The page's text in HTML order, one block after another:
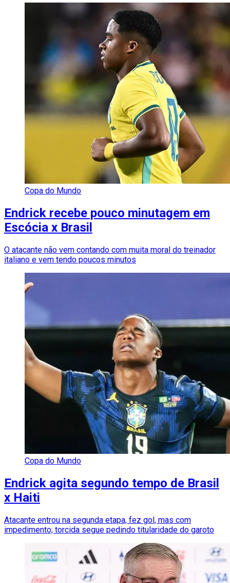
Copa do Mundo
Endrick recebe pouco minutagem em
Escócia x Brasil
O atacante não vem contando com muita moral do treinador
italiano e vem tendo poucos minutos
Copa do Mundo
Endrick agita segundo tempo de Brasil
x Haiti
Atacante entrou na segunda etapa, fez gol, mas com
impedimento; torcida segue pedindo titularidade do garoto